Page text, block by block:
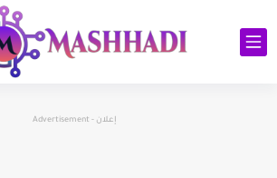
إعلان - Advertisement